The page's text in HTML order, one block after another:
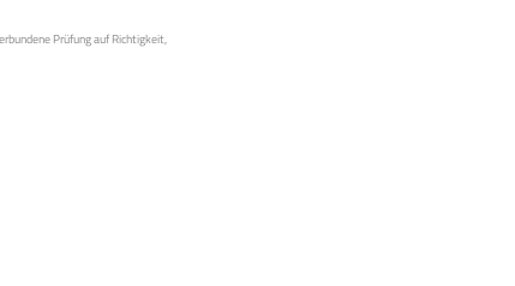
Prüfung auf Richtigkeit,